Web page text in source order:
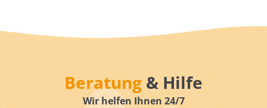
Beratung & Hilfe
Wir helfen Ihnen 24/7